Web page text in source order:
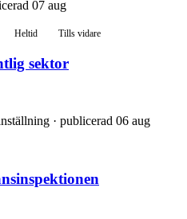
07 aug
Heltid Tills vidare
sektor
· publicerad 06 aug